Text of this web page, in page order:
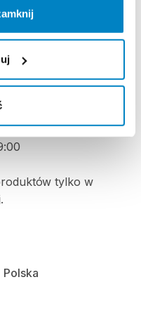
tylko w
Polska